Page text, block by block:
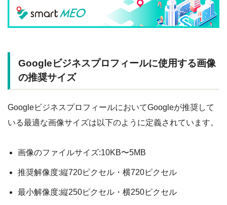
Googleビジネスプロフィールに使用する画像
の推奨サイズ
GoogleビジネスプロフィールにおいてGoogleが推奨して
いる最適な画像サイズは以下のように定義されています。
画像のファイルサイズ:10KB〜5MB
推奨解像度:縦720ピクセル・横720ピクセル
最小解像度:縦250ピクセル・横250ピクセル